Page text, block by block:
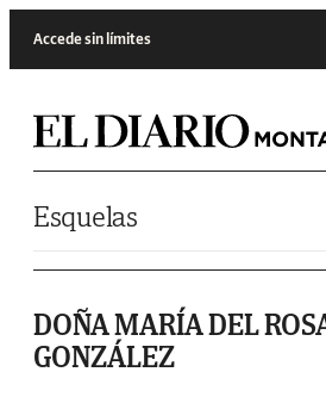
Accede sin límites
Esquelas
DOÑA MARÍA DEL
GONZÁLEZ